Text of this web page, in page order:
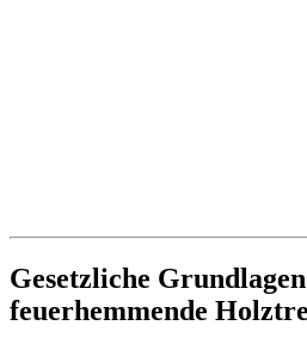
Gesetzliche
feuerhemmende